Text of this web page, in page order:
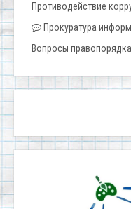
Противодействие
Прокуратура
Вопросы правопорядка